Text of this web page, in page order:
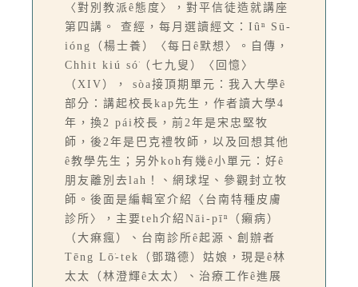
〈對別教派ê態度〉，對平信徒造就講座
第四講。 查經，每月選讀經文：Iûⁿ Sū-
ióng（楊士養）〈每日ê默想〉。自傳，
Chhit kiú só͘（七九叟）〈回憶〉
（XIV）， sòa接頂期單元：我入大學ê
部分：講起校長kap先生，作者讀大學4
年，換2 pái校長，前2年是宋忠堅牧
師，後2年是巴克禮牧師，以及回想其他
ê教學先生；另外koh有幾ê小單元：好ê
朋友離別去lah！、網球埕、參觀封立牧
師。後面是編輯室介紹〈台南特種皮膚
診所〉，主要teh介紹Nāi-pīⁿ（癩病）
（大痳瘋）、台南診所ê起源、創辦者
Tēng Lō͘-tek（鄧璐德）姑娘，現是ê林
太太（林澄輝ê太太）、治療工作ê進展